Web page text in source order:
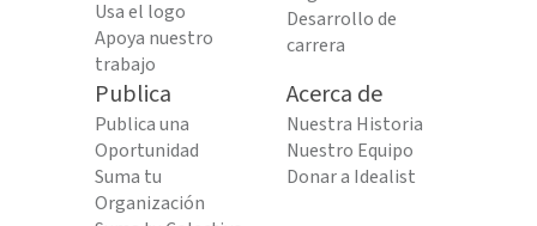
Usa el logo
Apoya nuestro
trabajo
Desarrollo de
carrera
Publica
Publica una
Oportunidad
Suma tu
Organización
Acerca de
Nuestra Historia
Nuestro Equipo
Donar a Idealist